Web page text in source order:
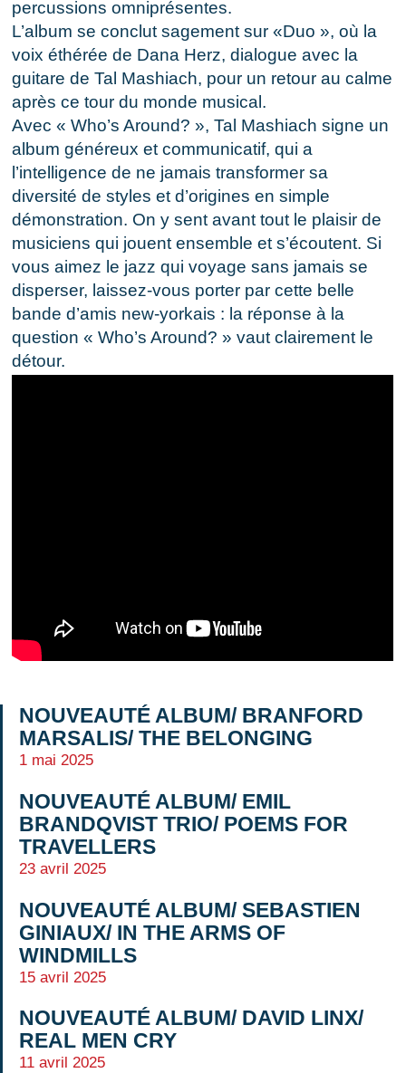
NOUVEAUTÉ ALBUM/ BRANFORD
MARSALIS/ THE BELONGING
1 mai 2025
NOUVEAUTÉ ALBUM/ EMIL
BRANDQVIST TRIO/ POEMS FOR
TRAVELLERS
23 avril 2025
NOUVEAUTÉ ALBUM/ SEBASTIEN
GINIAUX/ IN THE ARMS OF
WINDMILLS
15 avril 2025
NOUVEAUTÉ ALBUM/ DAVID LINX/
REAL MEN CRY
11 avril 2025
percussions omniprésentes.
L’album se conclut sagement sur «Duo », où la
voix éthérée de Dana Herz, dialogue avec la
guitare de Tal Mashiach, pour un retour au calme
après ce tour du monde musical.
Avec « Who’s Around? », Tal Mashiach signe un
album généreux et communicatif, qui a
l’intelligence de ne jamais transformer sa
diversité de styles et d’origines en simple
démonstration. On y sent avant tout le plaisir de
musiciens qui jouent ensemble et s’écoutent. Si
vous aimez le jazz qui voyage sans jamais se
disperser, laissez-vous porter par cette belle
bande d’amis new-yorkais : la réponse à la
question « Who’s Around? » vaut clairement le
détour.